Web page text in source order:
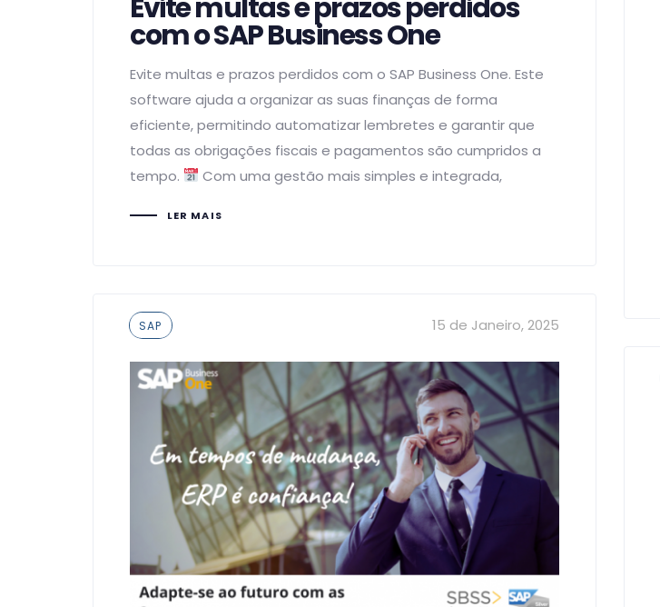
Evite multas e prazos perdidos
com o SAP Business One
Evite multas e prazos perdidos com o SAP Business One. Este
software ajuda a organizar as suas finanças de forma
eficiente, permitindo automatizar lembretes e garantir que
todas as obrigações fiscais e pagamentos são cumpridos a
tempo.
Com uma gestão mais simples e integrada,
LER MAIS
Tags
SAP 15 de Janeiro, 2025